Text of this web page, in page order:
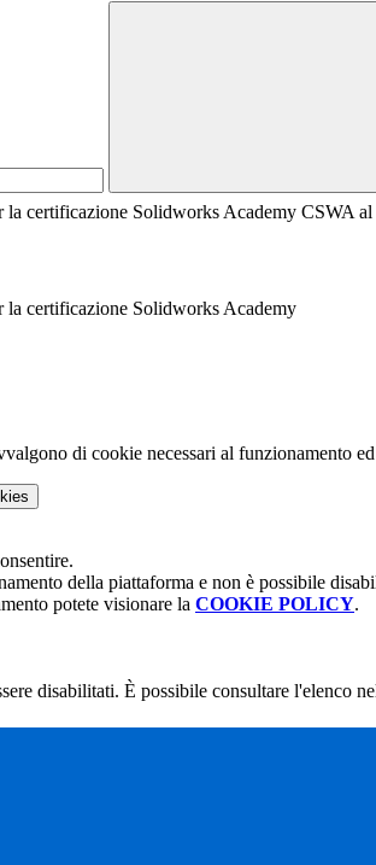
certificazione Solidworks Academy CSWA
certificazione Solidworks Academy
di cookie necessari al funzionamento
della piattaforma e non è possibile
potete visionare la COOKIE POLICY.
disabilitati. È possibile consultare l'elenco